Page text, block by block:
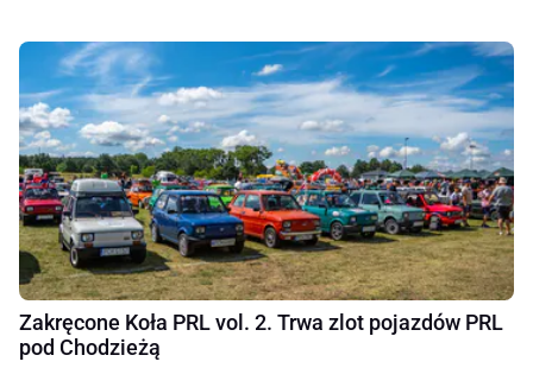
Zakręcone Koła PRL vol. 2. Trwa zlot pojazdów PRL
pod Chodzieżą